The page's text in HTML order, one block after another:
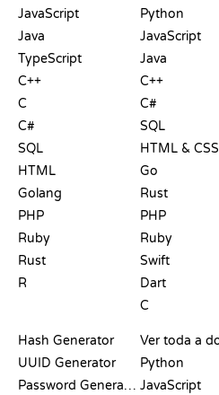
JavaScript
Java
TypeScript
C++
C
C#
SQL
HTML
Golang
PHP
Ruby
Rust
R
Python
JavaScript
Java
C++
C#
SQL
HTML & CSS
Go
Rust
PHP
Ruby
Swift
Dart
C
Hash Generator
UUID Generator
Password Generator
Python
JavaScript